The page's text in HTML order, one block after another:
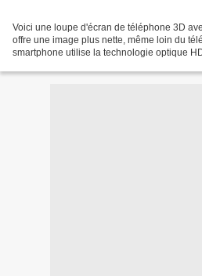
Voici une loupe d'écran de téléphone 3D
offre une image plus nette, même loin du
smartphone utilise la technologie optique